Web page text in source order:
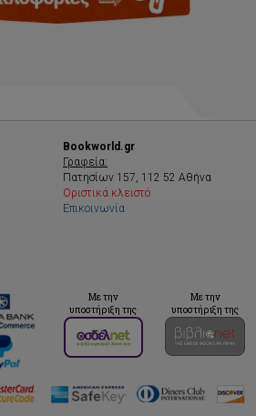
Bookworld.gr
Γραφεία:
Πατησίων 157, 112 52 Αθήνα
Οριστικά κλειστό
Επικοινωνία
Με την
υποστήριξη της
Με την
υποστήριξη της